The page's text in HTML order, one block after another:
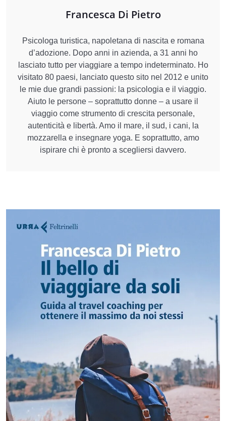
Francesca Di Pietro
Psicologa turistica, napoletana di nascita e romana
d’adozione. Dopo anni in azienda, a 31 anni ho
lasciato tutto per viaggiare a tempo indeterminato. Ho
visitato 80 paesi, lanciato questo sito nel 2012 e unito
le mie due grandi passioni: la psicologia e il viaggio.
Aiuto le persone – soprattutto donne – a usare il
viaggio come strumento di crescita personale,
autenticità e libertà. Amo il mare, il sud, i cani, la
mozzarella e insegnare yoga. E soprattutto, amo
ispirare chi è pronto a scegliersi davvero.